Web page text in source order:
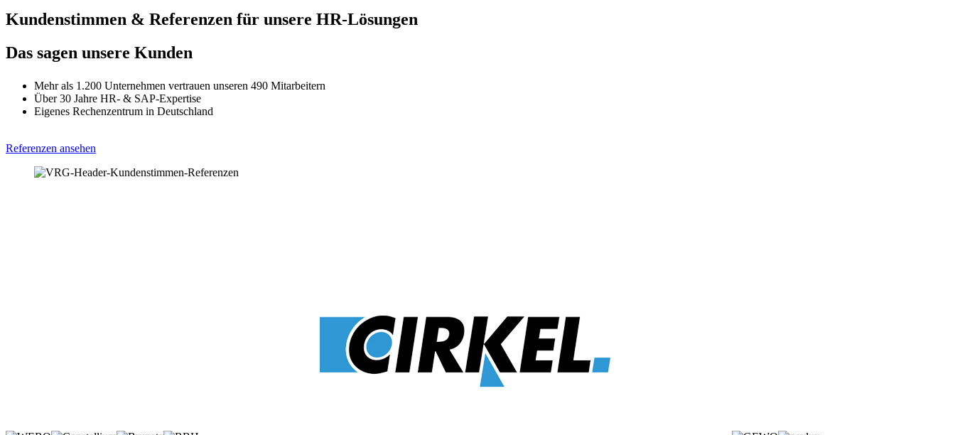
Kundenstimmen & Referenzen für unsere HR-Lösungen
Das sagen unsere Kunden
Mehr als 1.200 Unternehmen vertrauen unseren 490 Mitarbeitern
Über 30 Jahre HR- & SAP-Expertise
Eigenes Rechenzentrum in Deutschland
Referenzen ansehen